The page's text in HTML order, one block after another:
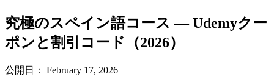
究極のスペイン語コース — Udemyクー
ポンと割引コード（2026）
公開日： February 17, 2026